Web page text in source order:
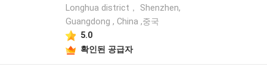
Longhua district， Shenzhen,
Guangdong , China ,중국
5.0
확인된 공급자